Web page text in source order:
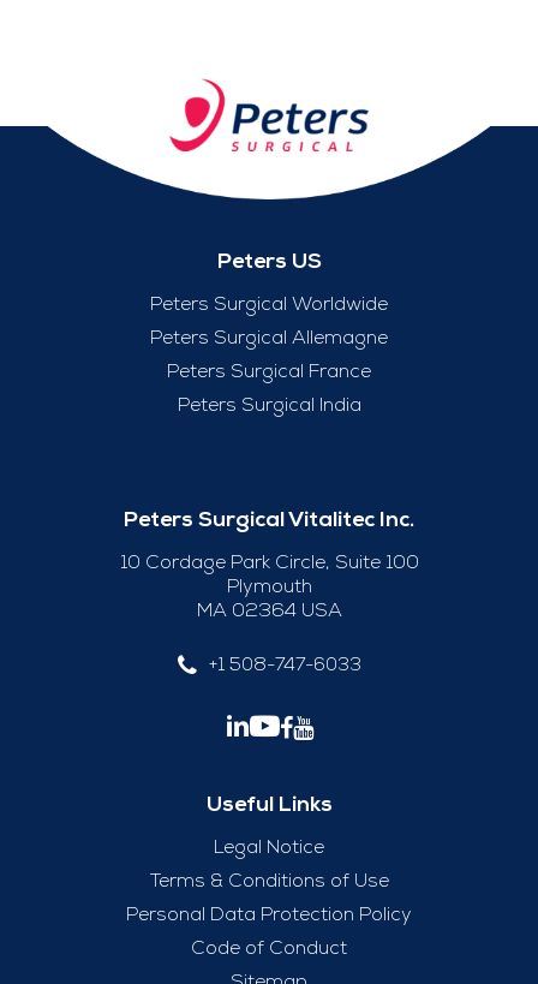
Peters US
Peters Surgical Worldwide
Peters Surgical Allemagne
Peters Surgical France
Peters Surgical India
Peters Surgical Vitalitec Inc.
10 Cordage Park Circle, Suite 100
Plymouth
MA 02364 USA
+1 508-747-6033
Useful Links
Legal Notice
Terms & Conditions of Use
Personal Data Protection Policy
Code of Conduct